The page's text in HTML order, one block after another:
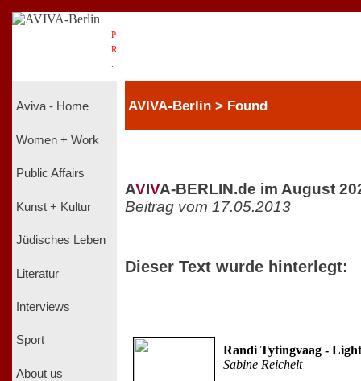
P
R
Aviva - Home
Women + Work
Public Affairs
Kunst + Kultur
Jüdisches Leben
Literatur
Interviews
Sport
About us
AVIVA-Berlin > Found
AVIVA-BERLIN.de im August
Beitrag vom 17.05.2013
Dieser Text wurde hinterlegt:
Randi Tytingvaag -
Sabine Reichelt